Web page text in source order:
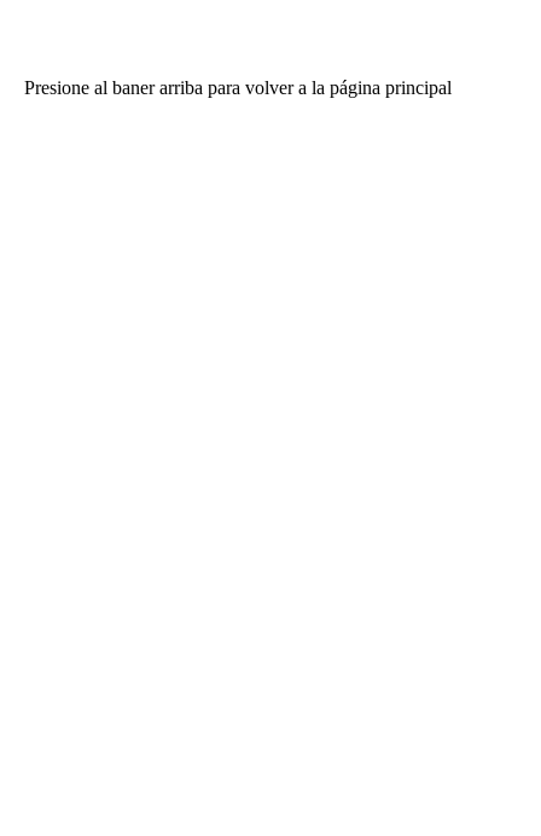
Presione al baner arriba para volver a la página principal